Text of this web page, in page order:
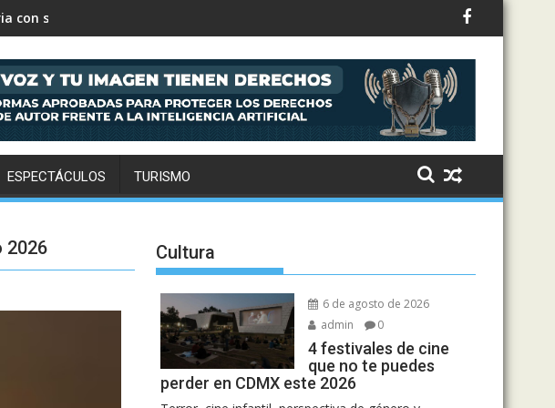
de sentir tanto: Drake, Bruno Mars y más estrellas se suman al álbum
ESPECTÁCULOS TURISMO
2026 Cultura
6 de agosto de 2026
admin
0
4 festivales de cine
que no te puedes
perder en CDMX este 2026